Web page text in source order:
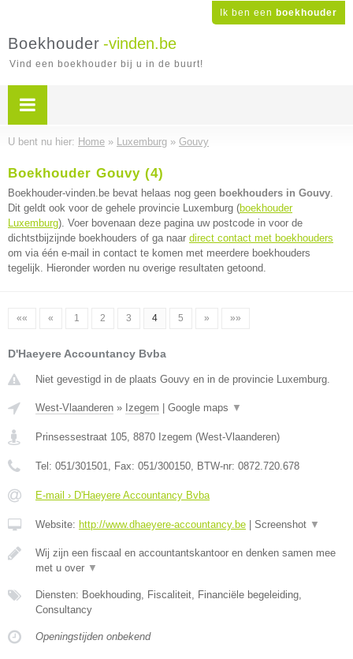
Ik ben een boekhouder
Boekhouder -vinden.be
Vind een boekhouder bij u in de buurt!
U bent nu hier: Home » Luxemburg » Gouvy
Boekhouder Gouvy (4)
Boekhouder-vinden.be bevat helaas nog geen boekhouders in Gouvy.
Dit geldt ook voor de gehele provincie Luxemburg (boekhouder
Luxemburg). Voer bovenaan deze pagina uw postcode in voor de
dichtstbijzijnde boekhouders of ga naar direct contact met boekhouders
om via één e-mail in contact te komen met meerdere boekhouders
tegelijk. Hieronder worden nu overige resultaten getoond.
«« « 1 2 3 4 5 » »»
D'Haeyere Accountancy Bvba
Niet gevestigd in de plaats Gouvy en in de provincie Luxemburg.
West-Vlaanderen » Izegem Google maps ▼
Prinsessestraat 105, 8870 Izegem (West-Vlaanderen)
Tel: 051/301501, Fax: 051/300150, BTW-nr: 0872.720.678
E-mail › D'Haeyere Accountancy Bvba
Website: http://www.dhaeyere-accountancy.be Screenshot ▼
Wij zijn een fiscaal en accountantskantoor en denken samen mee
met u over ▼
Diensten: Boekhouding, Fiscaliteit, Financiële begeleiding,
Consultancy
Openingstijden onbekend